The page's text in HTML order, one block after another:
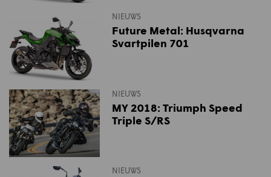
NIEUWS
Future Metal: Husqvarna
Svartpilen 701
NIEUWS
MY 2018: Triumph Speed
Triple S/RS
NIEUWS